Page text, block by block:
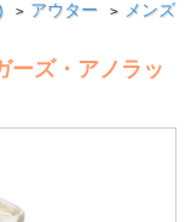
> アウター > メンズ
ーズ・アノラッ